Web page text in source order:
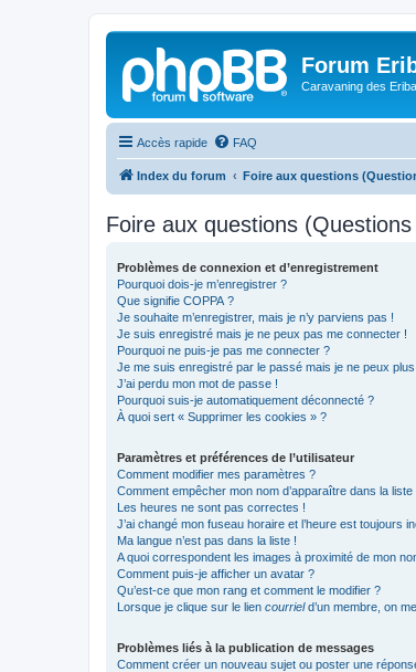
Forum
Caravaning des
Accès rapide FAQ
Index du forum Foire aux questions
Foire aux questions
Problèmes de connexion et d’enregistrement
Pourquoi dois-je m’enregistrer ?
Que signifie COPPA ?
Je souhaite m’enregistrer, mais je n’y parviens pas !
Je suis enregistré mais je ne peux pas me connecter !
Pourquoi ne puis-je pas me connecter ?
Je me suis enregistré par le passé mais je ne peux
J’ai perdu mon mot de passe !
Pourquoi suis-je automatiquement déconnecté ?
À quoi sert « Supprimer les cookies » ?
Paramètres et préférences de l’utilisateur
Comment modifier mes paramètres ?
Comment empêcher mon nom d’apparaître dans la
Les heures ne sont pas correctes !
J’ai changé mon fuseau horaire et l’heure est toujours
Ma langue n’est pas dans la liste !
A quoi correspondent les images à proximité de mon
Comment puis-je afficher un avatar ?
Qu’est-ce que mon rang et comment le modifier ?
Lorsque je clique sur le lien courrield’un membre, on
Problèmes liés à la publication de messages
Comment créer un nouveau sujet ou poster une